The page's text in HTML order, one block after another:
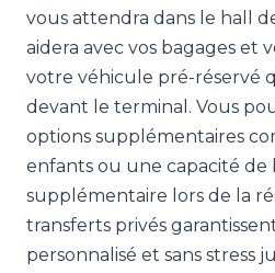
vous attendra dans le hall
aidera avec vos bagages et
votre véhicule pré-réservé
devant le terminal. Vous
options supplémentaires
enfants ou une capacité de
supplémentaire lors de la
transferts privés
personnalisé et sans stress